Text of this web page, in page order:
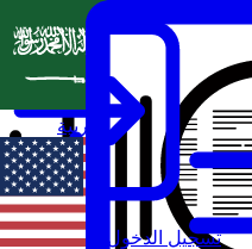
تسجيل الدخول
العربية